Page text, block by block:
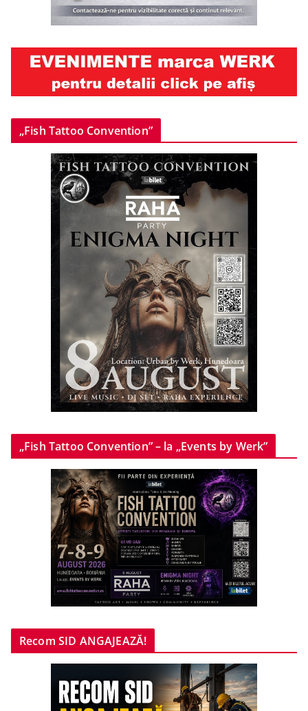
„Fish Tattoo Convention”
„Fish Tattoo Convention” – la „Events by Werk”
Recom SID ANGAJEAZĂ!